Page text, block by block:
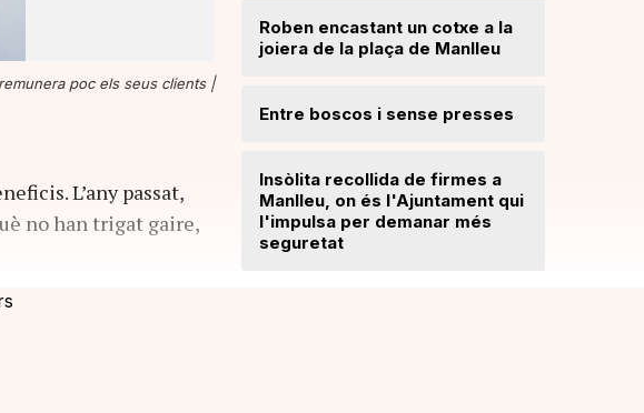
poc els seus clients |
L’any passat,
no han trigat gaire,
Roben encastant un cotxe a la
joiera de la plaça de Manlleu
Entre boscos i sense presses
Insòlita recollida de firmes a
Manlleu, on és l'Ajuntament qui
l'impulsa per demanar més
seguretat